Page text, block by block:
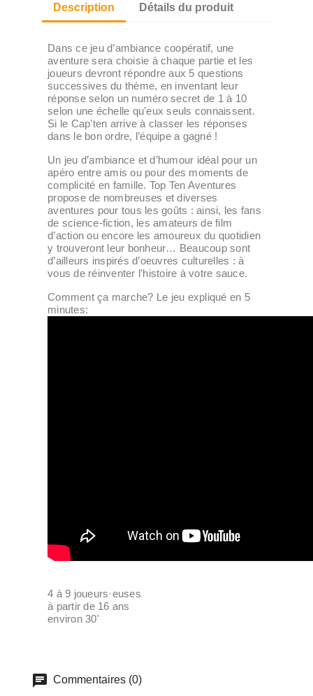
Description Détails du produit
Dans ce jeu d’ambiance coopératif, une
aventure sera choisie à chaque partie et les
joueurs devront répondre aux 5 questions
successives du thème, en inventant leur
réponse selon un numéro secret de 1 à 10
selon une échelle qu'eux seuls connaissent.
Si le Cap’ten arrive à classer les réponses
dans le bon ordre, l’équipe a gagné !
Un jeu d’ambiance et d’humour idéal pour un
apéro entre amis ou pour des moments de
complicité en famille. Top Ten Aventures
propose de nombreuses et diverses
aventures pour tous les goûts : ainsi, les fans
de science-fiction, les amateurs de film
d’action ou encore les amoureux du quotidien
y trouveront leur bonheur… Beaucoup sont
d’ailleurs inspirés d’oeuvres culturelles : à
vous de réinventer l'histoire à votre sauce.
Comment ça marche? Le jeu expliqué en 5
minutes:
4 à 9 joueurs·euses
à partir de 16 ans
environ 30'
Commentaires (0)